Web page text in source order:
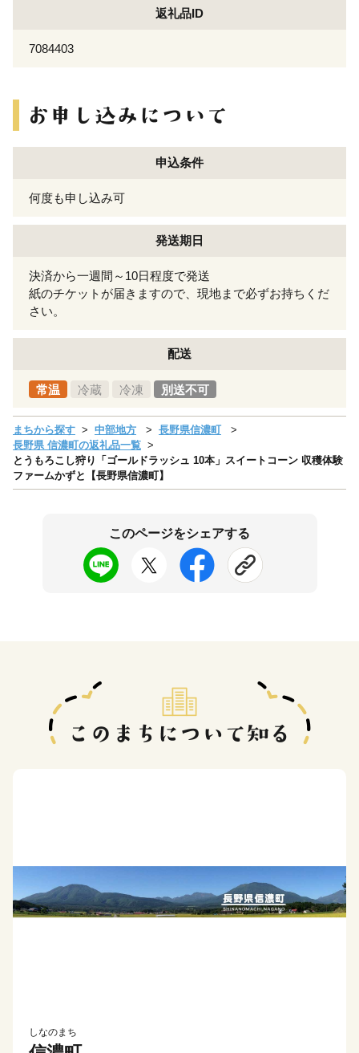
返礼品ID
7084403
申込条件
何度も申し込み可
発送期日
決済から一週間～10日程度で発送
紙のチケットが届きますので、現地まで必ずお持ちくだ
さい。
配送
常温 冷蔵 冷凍 別送不可
まちから探す 中部地方
長野県信濃町
長野県 信濃町の返礼品一覧
とうもろこし狩り「ゴールドラッシュ 10本」スイートコーン 収穫体験
ファームかずと【長野県信濃町】
このページをシェアする
しなのまち